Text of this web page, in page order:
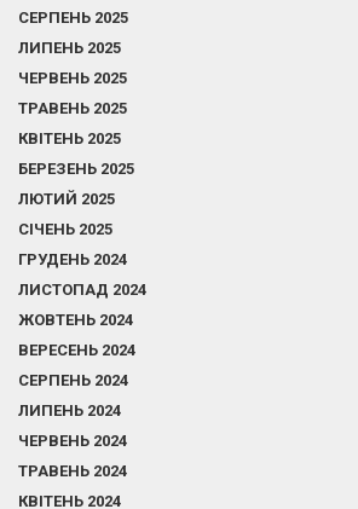
СЕРПЕНЬ 2025
ЛИПЕНЬ 2025
ЧЕРВЕНЬ 2025
ТРАВЕНЬ 2025
КВІТЕНЬ 2025
БЕРЕЗЕНЬ 2025
ЛЮТИЙ 2025
СІЧЕНЬ 2025
ГРУДЕНЬ 2024
ЛИСТОПАД 2024
ЖОВТЕНЬ 2024
ВЕРЕСЕНЬ 2024
СЕРПЕНЬ 2024
ЛИПЕНЬ 2024
ЧЕРВЕНЬ 2024
ТРАВЕНЬ 2024
КВІТЕНЬ 2024